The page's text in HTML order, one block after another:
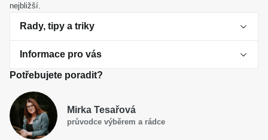
nejbližší.
Rady, tipy a triky
O perlách
Jak vybrat perlový šperk
Dárková inspirace
Smaltované a korálkové šperky jako trend
Informace pro vás
Obchodní podmínky
Reklamační řád
Potřebujete poradit?
Mirka Tesařová
průvodce výběrem a rádce